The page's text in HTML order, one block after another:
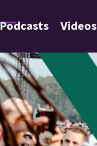
Podcasts Videos